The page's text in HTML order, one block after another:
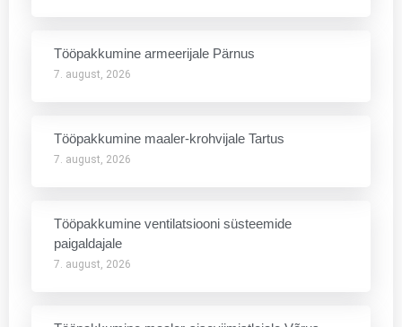
Tööpakkumine armeerijale Pärnus
7. august, 2026
Tööpakkumine maaler-krohvijale Tartus
7. august, 2026
Tööpakkumine ventilatsiooni süsteemide
paigaldajale
7. august, 2026